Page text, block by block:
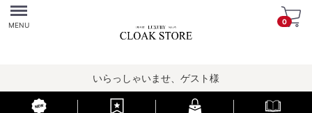
Menu
MENU 0
いらっしゃいませ、ゲスト様